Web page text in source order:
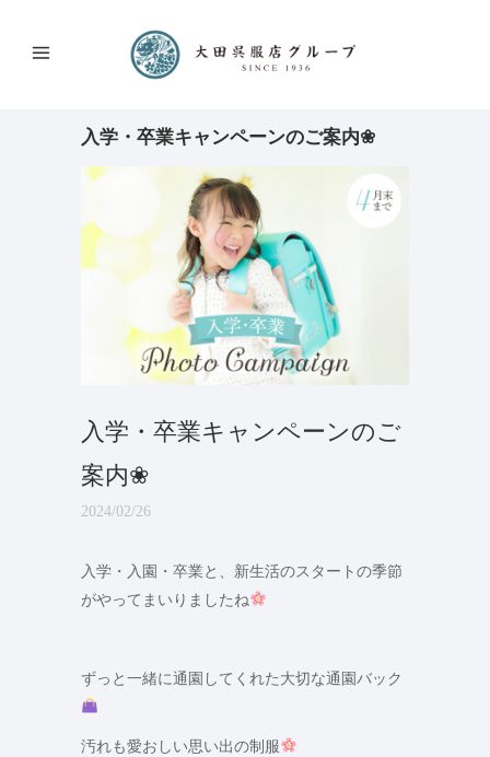
入学・卒業キャンペーンのご案内❀
入学・卒業キャンペーンのご
案内❀
2024/02/26
入学・入園・卒業と、新生活のスタートの季節
がやってまいりましたね
ずっと一緒に通園してくれた大切な通園バック
汚れも愛おしい思い出の制服